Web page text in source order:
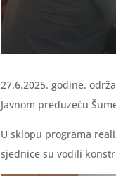
27.6.2025. godine.
Javnom preduzeću
U sklopu programa
sjednice su vodili